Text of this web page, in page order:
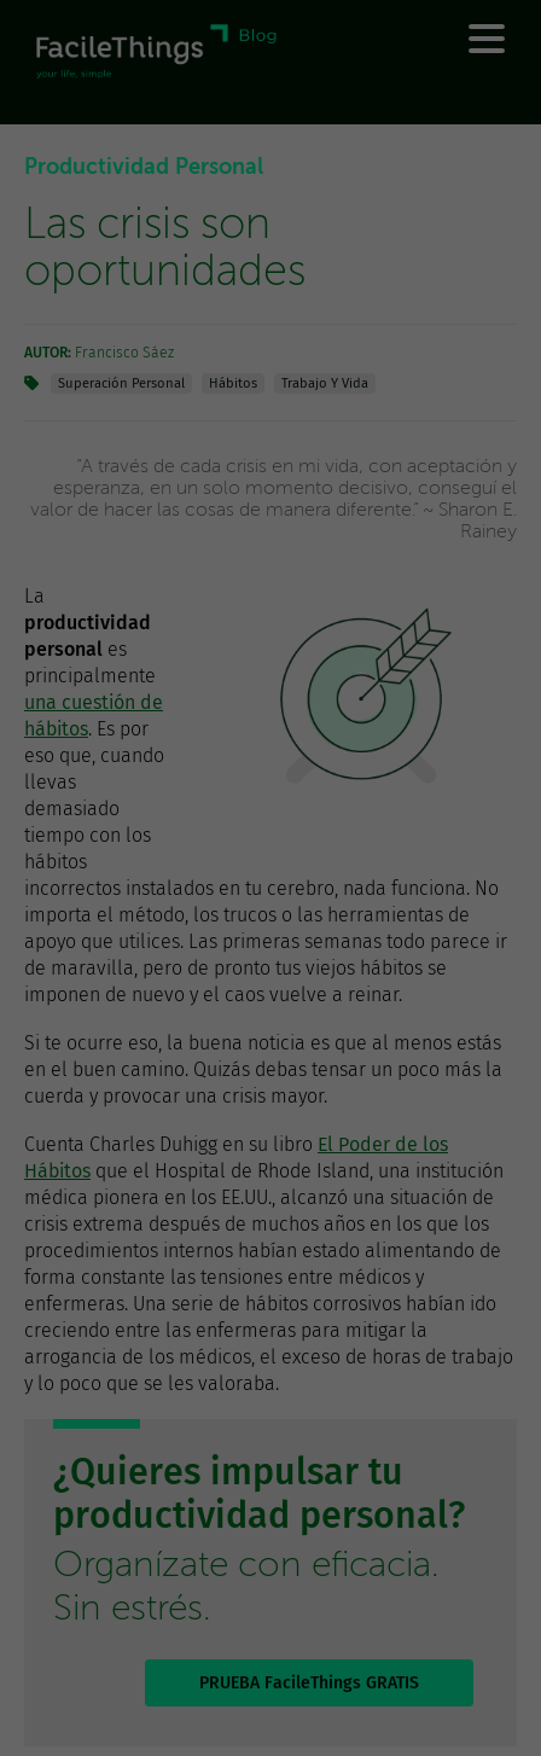
Productividad Personal
Las crisis son
oportunidades
AUTOR: Francisco Sáez
Superación Personal Hábitos Trabajo Y Vida
“A través de cada crisis en mi vida, con aceptación y
esperanza, en un solo momento decisivo, conseguí el
valor de hacer las cosas de manera diferente.” ~ Sharon E.
Rainey
La
productividad
personal es
principalmente
una cuestión de
hábitos. Es por
eso que, cuando
llevas
demasiado
tiempo con los
hábitos
incorrectos instalados en tu cerebro, nada funciona. No
importa el método, los trucos o las herramientas de
apoyo que utilices. Las primeras semanas todo parece ir
de maravilla, pero de pronto tus viejos hábitos se
imponen de nuevo y el caos vuelve a reinar.
Si te ocurre eso, la buena noticia es que al menos estás
en el buen camino. Quizás debas tensar un poco más la
cuerda y provocar una crisis mayor.
Cuenta Charles Duhigg en su libro El Poder de los
Hábitos que el Hospital de Rhode Island, una institución
médica pionera en los EE.UU., alcanzó una situación de
crisis extrema después de muchos años en los que los
procedimientos internos habían estado alimentando de
forma constante las tensiones entre médicos y
enfermeras. Una serie de hábitos corrosivos habían ido
creciendo entre las enfermeras para mitigar la
arrogancia de los médicos, el exceso de horas de trabajo
y lo poco que se les valoraba.
¿Quieres impulsar tu
productividad personal?
Organízate con eficacia.
Sin estrés.
PRUEBA FacileThings GRATIS